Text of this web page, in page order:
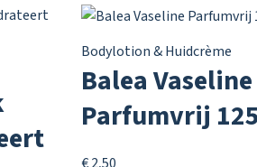
Bodylotion & Huidcrème
Balea Vaseline
Parfumvrij